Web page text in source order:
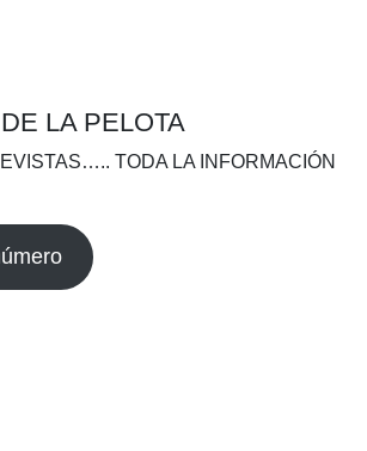
LA PELOTA
TODA LA INFORMACIÓN